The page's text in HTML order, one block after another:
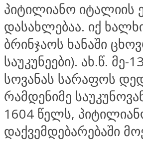
პიტილიანო იტალიის
დასახლებაა. იქ
ბრინჯაოს ხანაში
საუკუნეები). ახ.წ.
სოვანას სარაფოს
რამდენიმე
1604 წელს,
დაქვემდებარებაში